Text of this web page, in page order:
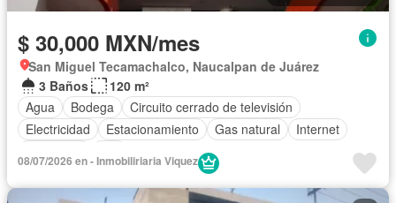
$ 30,000 MXN/mes
San Miguel Tecamachalco, Naucalpan de Juárez
3 Baños
120 m²
Agua
Bodega
Circuito cerrado de televisión
Electricidad
Estacionamiento Gas natural
Internet
08/07/2026 en - Inmobiliriaria Viquez